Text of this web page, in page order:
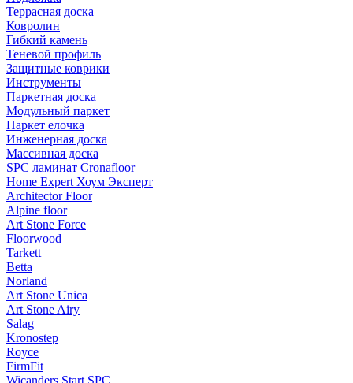
Террасная доска
Ковролин
Гибкий камень
Теневой профиль
Защитные коврики
Инструменты
Паркетная доска
Модульный паркет
Паркет елочка
Инженерная доска
Массивная доска
SPC ламинат Cronafloor
Home Expert Хоум Эксперт
Architector Floor
Alpine floor
Art Stone Force
Floorwood
Tarkett
Betta
Norland
Art Stone Unica
Art Stone Airy
Salag
Kronostep
Royce
FirmFit
Wicanders Start SPC